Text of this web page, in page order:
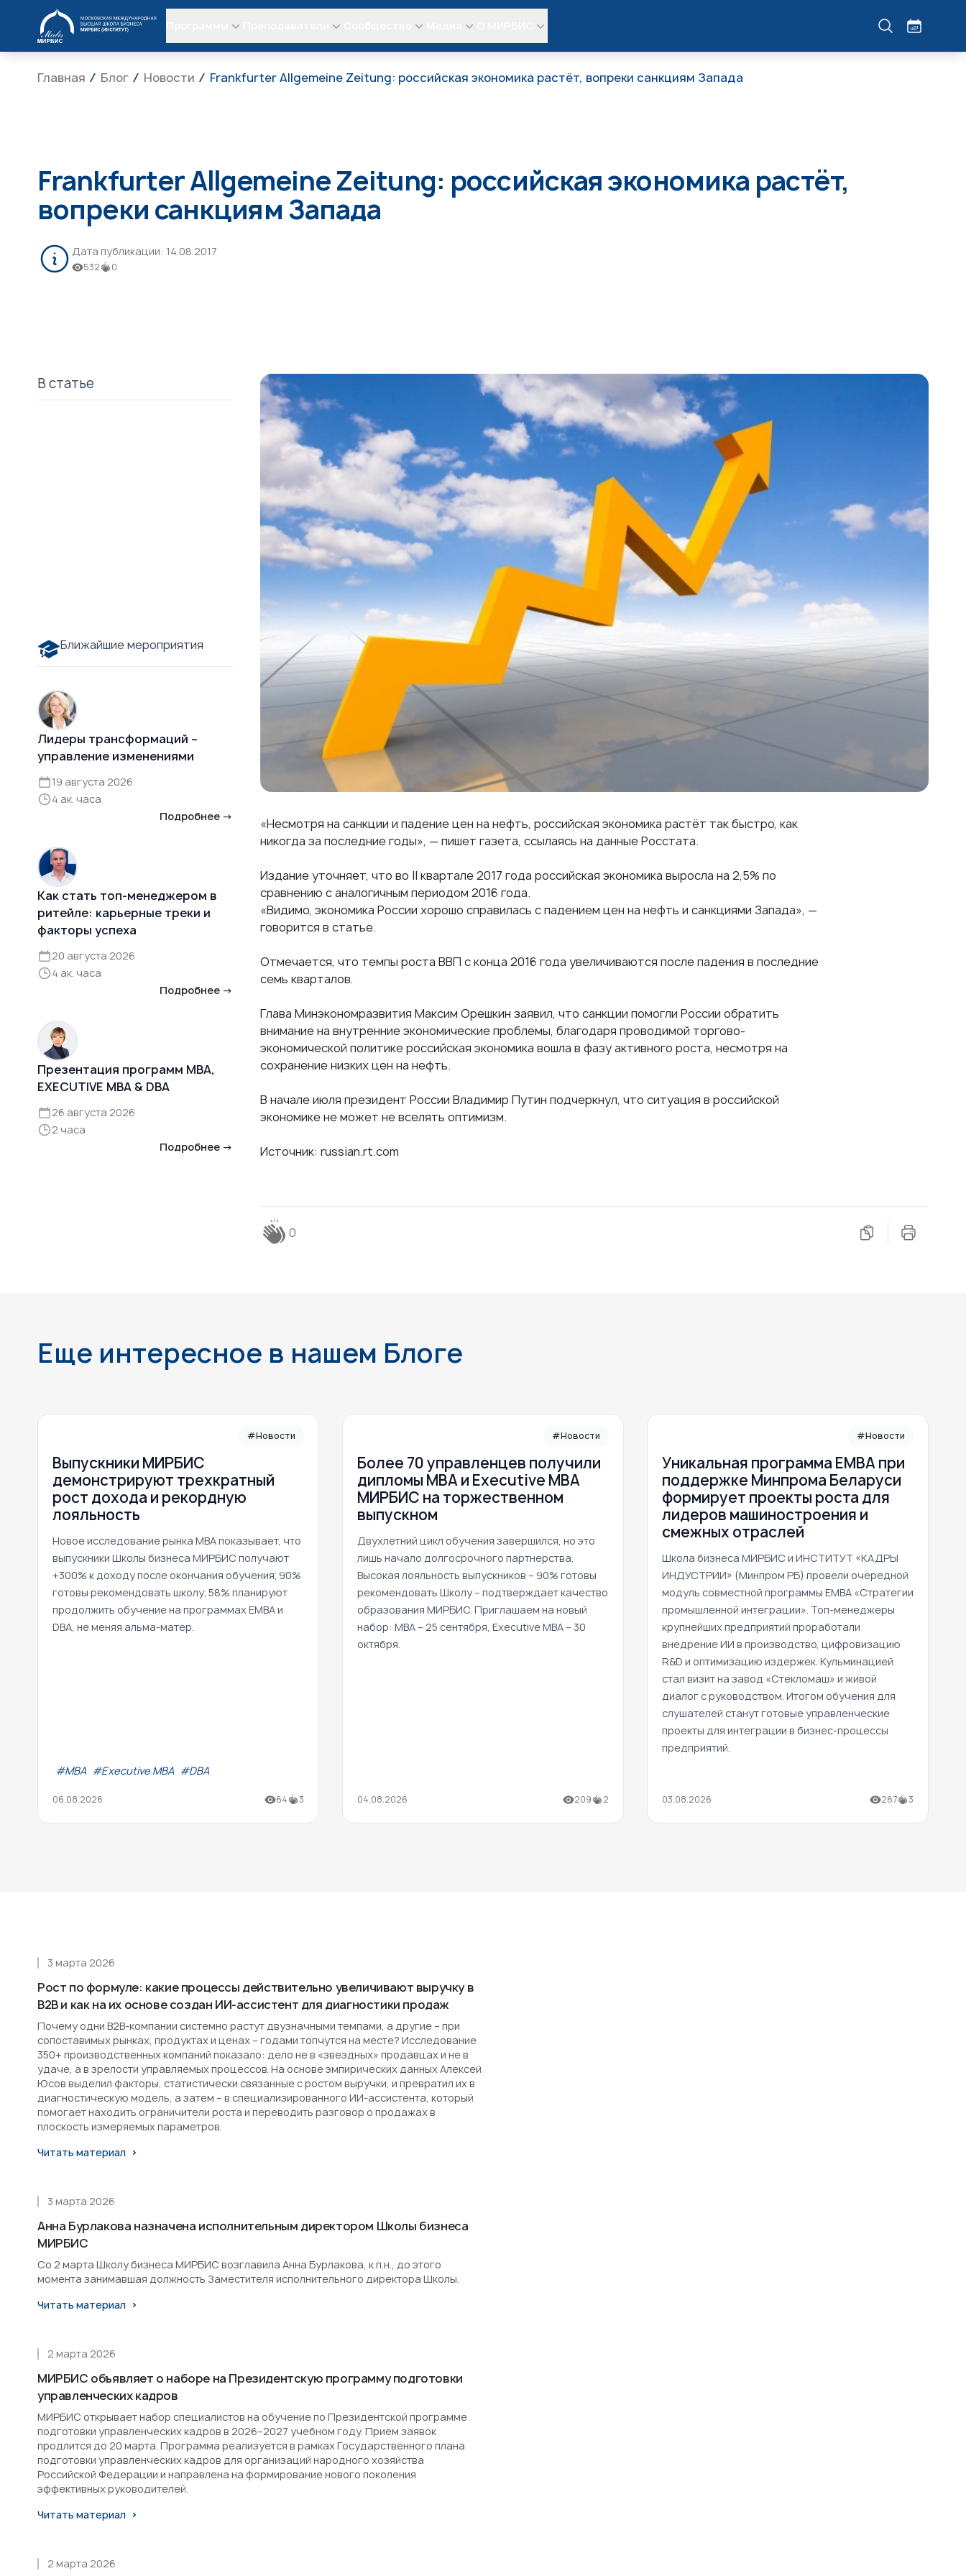
МИРБИС
Главная Блог Новости Frankfurter Allgemeine Zeitung: российская экономика растёт, вопреки санкциям Запада
Frankfurter Allgemeine Zeitung: российская экономика растёт,
вопреки санкциям Запада
Дата публикации: 14.08.2017
532 0
В статье
«Несмотря на санкции и падение цен на нефть, российская экономика растёт так быстро, как
никогда за последние годы», — пишет газета, ссылаясь на данные Росстата.
Издание уточняет, что во II квартале 2017 года российская экономика выросла на 2,5% по
сравнению с аналогичным периодом 2016 года.
«Видимо, экономика России хорошо справилась с падением цен на нефть и санкциями Запада», —
говорится в статье.
Отмечается, что темпы роста ВВП с конца 2016 года увеличиваются после падения в последние
семь кварталов.
Глава Минэкономразвития Максим Орешкин заявил, что санкции помогли России обратить
внимание на внутренние экономические проблемы, благодаря проводимой торгово-
экономической политике российская экономика вошла в фазу активного роста, несмотря на
сохранение низких цен на нефть.
В начале июля президент России Владимир Путин подчеркнул, что ситуация в российской
экономике не может не вселять оптимизм.
Источник: russian.rt.com
Ближайшие мероприятия
Лидеры трансформаций –
управление изменениями
19 августа 2026
4 ак. часа
Подробнее →
Как стать топ-менеджером в
ритейле: карьерные треки и
факторы успеха
20 августа 2026
4 ак. часа
Подробнее →
Презентация программ MBA,
EXECUTIVE MBA & DBA
26 августа 2026
2 часа
Подробнее →
0
Еще интересное в нашем Блоге
#Новости
Выпускники МИРБИС
демонстрируют трехкратный
рост дохода и рекордную
лояльность
Новое исследование рынка MBA показывает, что
выпускники Школы бизнеса МИРБИС получают
+300% к доходу после окончания обучения; 90%
готовы рекомендовать школу; 58% планируют
продолжить обучение на программах EMBA и
DBA, не меняя альма-матер.
#МВА #Executive MBA #DBA
06.08.2026 64 3
#Новости
Более 70 управленцев получили
дипломы MBA и Executive MBA
МИРБИС на торжественном
выпускном
Двухлетний цикл обучения завершился, но это
лишь начало долгосрочного партнерства.
Высокая лояльность выпускников – 90% готовы
рекомендовать Школу – подтверждает качество
образования МИРБИС. Приглашаем на новый
набор: MBA – 25 сентября, Executive MBA – 30
октября.
04.08.2026 209 2
#Новости
Уникальная программа ЕМВА при
поддержке Минпрома Беларуси
формирует проекты роста для
лидеров машиностроения и
смежных отраслей
Школа бизнеса МИРБИС и ИНСТИТУТ «КАДРЫ
ИНДУСТРИИ» (Минпром РБ) провели очередной
модуль совместной программы EMBA «Стратегии
промышленной интеграции». Топ-менеджеры
крупнейших предприятий проработали
внедрение ИИ в производство, цифровизацию
R&D и оптимизацию издержек. Кульминацией
стал визит на завод «Стекломаш» и живой
диалог с руководством. Итогом обучения для
слушателей станут готовые управленческие
проекты для интеграции в бизнес-процессы
предприятий.
03.08.2026 267 3
Рост по формуле: какие процессы действительно увеличивают выручку в
B2B и как на их основе создан ИИ-ассистент для диагностики продаж
3 марта 2026
Почему одни B2B-компании системно растут двузначными темпами, а другие – при
сопоставимых рынках, продуктах и ценах – годами топчутся на месте? Исследование
350+ производственных компаний показало: дело не в «звездных» продавцах и не в
удаче, а в зрелости управляемых процессов. На основе эмпирических данных Алексей
Юсов выделил факторы, статистически связанные с ростом выручки, и превратил их в
диагностическую модель, а затем – в специализированного ИИ-ассистента, который
помогает находить ограничители роста и переводить разговор о продажах в
плоскость измеряемых параметров.
Читать материал
Анна Бурлакова назначена исполнительным директором Школы бизнеса
МИРБИС
3 марта 2026
Со 2 марта Школу бизнеса МИРБИС возглавила Анна Бурлакова, к.п.н., до этого
момента занимавшая должность Заместителя исполнительного директора Школы.
Читать материал
МИРБИС объявляет о наборе на Президентскую программу подготовки
управленческих кадров
2 марта 2026
МИРБИС открывает набор специалистов на обучение по Президентской программе
подготовки управленческих кадров в 2026–2027 учебном году. Прием заявок
продлится до 20 марта. Программа реализуется в рамках Государственного плана
подготовки управленческих кадров для организаций народного хозяйства
Российской Федерации и направлена на формирование нового поколения
эффективных руководителей.
Читать материал
2 марта 2026